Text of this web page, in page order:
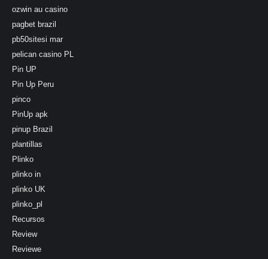
ozwin au casino
pagbet brazil
pb50sitesi mar
pelican casino PL
Pin UP
Pin Up Peru
pinco
PinUp apk
pinup Brazil
plantillas
Plinko
plinko in
plinko UK
plinko_pl
Recursos
Review
Reviewe